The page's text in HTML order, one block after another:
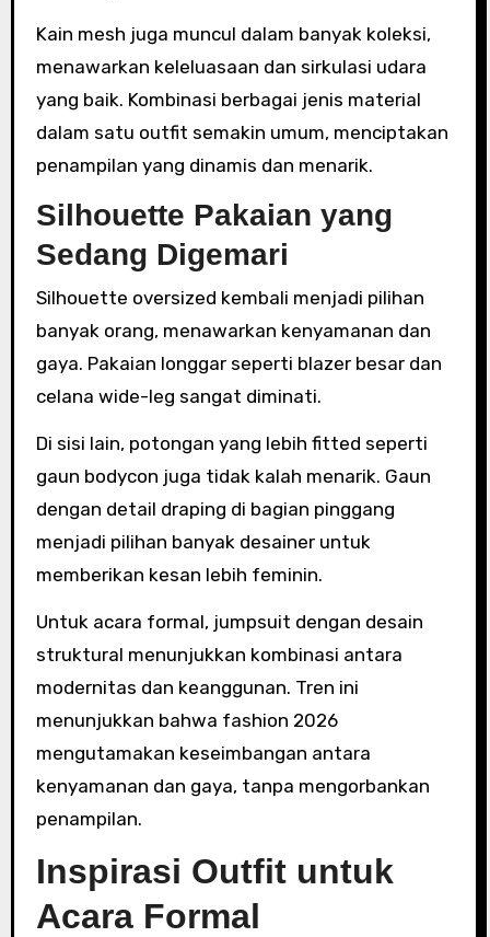
Kain mesh juga muncul dalam banyak koleksi,
menawarkan keleluasaan dan sirkulasi udara
yang baik. Kombinasi berbagai jenis material
dalam satu outfit semakin umum, menciptakan
penampilan yang dinamis dan menarik.
Silhouette Pakaian yang
Sedang Digemari
Silhouette oversized kembali menjadi pilihan
banyak orang, menawarkan kenyamanan dan
gaya. Pakaian longgar seperti blazer besar dan
celana wide-leg sangat diminati.
Di sisi lain, potongan yang lebih fitted seperti
gaun bodycon juga tidak kalah menarik. Gaun
dengan detail draping di bagian pinggang
menjadi pilihan banyak desainer untuk
memberikan kesan lebih feminin.
Untuk acara formal, jumpsuit dengan desain
struktural menunjukkan kombinasi antara
modernitas dan keanggunan. Tren ini
menunjukkan bahwa fashion 2026
mengutamakan keseimbangan antara
kenyamanan dan gaya, tanpa mengorbankan
penampilan.
Inspirasi Outfit untuk
Acara Formal